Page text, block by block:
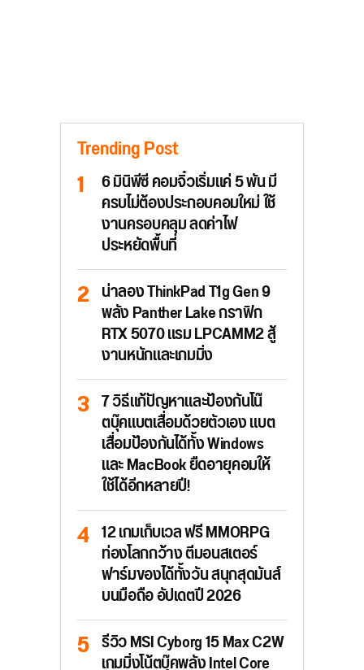
Trending Post
6 มินิพีซี คอมจิ๋วเริ่มแค่ 5 พัน มี
ครบไม่ต้องประกอบคอมใหม่ ใช้
งานครอบคลุม ลดค่าไฟ
ประหยัดพื้นที่
น่าลอง ThinkPad T1g Gen 9
พลัง Panther Lake กราฟิก
RTX 5070 แรม LPCAMM2 สู้
งานหนักและเกมมิ่ง
7 วิธีแก้ปัญหาและป้องกันโน๊
ตบุ๊คแบตเสื่อมด้วยตัวเอง แบต
เสื่อมป้องกันได้ทั้ง Windows
และ MacBook ยืดอายุคอมให้
ใช้ได้อีกหลายปี!
12 เกมเก็บเวล ฟรี MMORPG
ท่องโลกกว้าง ตีมอนสเตอร์
ฟาร์มของได้ทั้งวัน สนุกสุดมันส์
บนมือถือ อัปเดตปี 2026
รีวิว MSI Cyborg 15 Max C2W